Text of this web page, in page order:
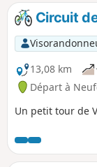
Circuit
13,08 km
Départ à
Un petit tour de